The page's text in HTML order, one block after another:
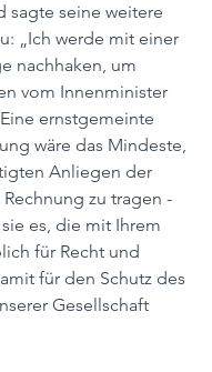
sagte seine weitere
„Ich werde mit einer
nachhaken, um
vom Innenminister
ernstgemeinte
wäre das Mindeste,
Anliegen der
zu tragen -
es, die mit Ihrem
für Recht und
für den Schutz des
Gesellschaft